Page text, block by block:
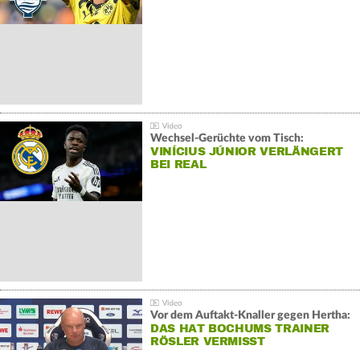
Wechsel-Gerüchte vom Tisch:
VINÍCIUS JÚNIOR VERLÄNGERT
BEI REAL
Vor dem Auftakt-Knaller gegen Hertha:
DAS HAT BOCHUMS TRAINER
RÖSLER VERMISST